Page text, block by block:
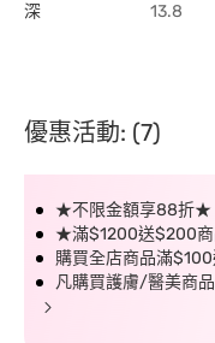
深 13.8
優惠活動: (7)
★不限金額享88折★
★滿$1200送$200
購買全店商品滿
凡購買護膚/醫美商